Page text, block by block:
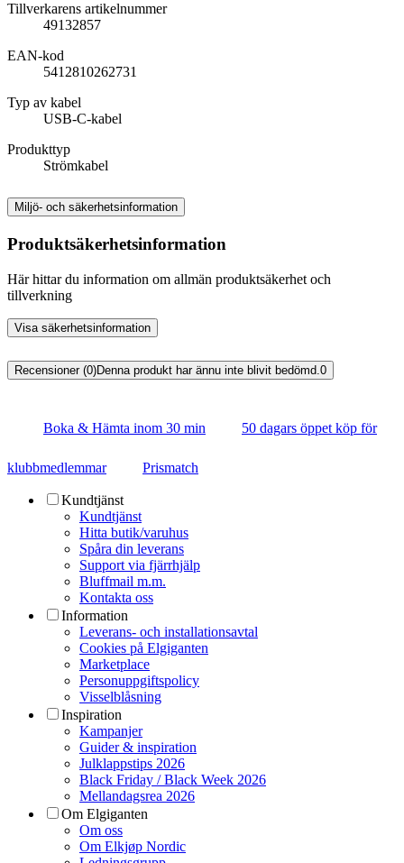
Tillverkarens artikelnummer
49132857
EAN-kod
5412810262731
Typ av kabel
USB-C-kabel
Produkttyp
Strömkabel
Miljö- och säkerhetsinformation
Produktsäkerhetsinformation
Här hittar du information om allmän produktsäkerhet och
tillverkning
Visa säkerhetsinformation
Recensioner (0)Denna produkt har ännu inte blivit bedömd. 0
Boka & Hämta inom 30 min 50 dagars öppet köp för
klubbmedlemmar Prismatch
Kundtjänst
Kundtjänst
Hitta butik/varuhus
Spåra din leverans
Support via fjärrhjälp
Bluffmail m.m.
Kontakta oss
Information
Leverans- och installationsavtal
Cookies på Elgiganten
Marketplace
Personuppgiftspolicy
Visselblåsning
Inspiration
Kampanjer
Guider & inspiration
Julklappstips 2026
Black Friday / Black Week 2026
Mellandagsrea 2026
Om Elgiganten
Om oss
Om Elkjøp Nordic